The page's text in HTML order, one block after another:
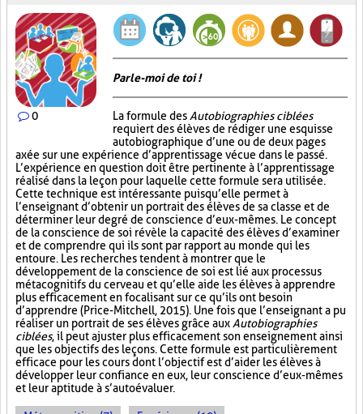
0
Parle-moi de toi !
La formule des Autobiographies ciblées
requiert des élèves de rédiger une esquisse
autobiographique d’une ou de deux pages
axée sur une expérience d’apprentissage vécue dans le passé.
L’expérience en question doit être pertinente à l’apprentissage
réalisé dans la leçon pour laquelle cette formule sera utilisée.
Cette technique est intéressante puisqu’elle permet à
l’enseignant d’obtenir un portrait des élèves de sa classe et de
déterminer leur degré de conscience d’eux-mêmes. Le concept
de la conscience de soi révèle la capacité des élèves d’examiner
et de comprendre qui ils sont par rapport au monde qui les
entoure. Les recherches tendent à montrer que le
développement de la conscience de soi est lié aux processus
métacognitifs du cerveau et qu’elle aide les élèves à apprendre
plus efficacement en focalisant sur ce qu’ils ont besoin
d’apprendre (Price-Mitchell, 2015). Une fois que l’enseignant a pu
réaliser un portrait de ses élèves grâce aux Autobiographies
ciblées, il peut ajuster plus efficacement son enseignement ainsi
que les objectifs des leçons. Cette formule est particulièrement
efficace pour les cours dont l’objectif est d’aider les élèves à
développer leur confiance en eux, leur conscience d’eux-mêmes
et leur aptitude à s’autoévaluer.